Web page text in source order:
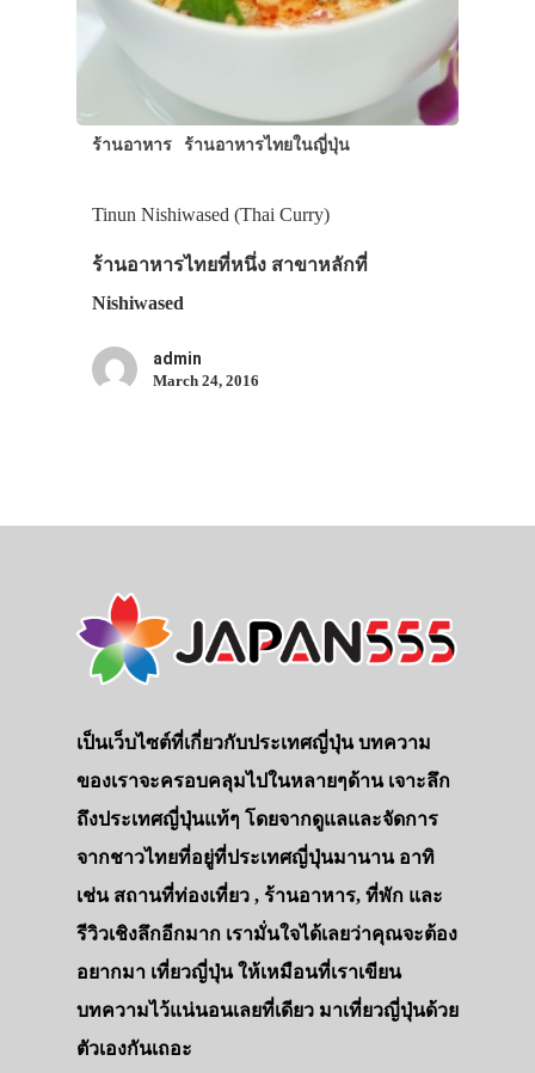
ร้านอาหาร ร้านอาหารไทยในญี่ปุ่น
Tinun Nishiwased (Thai Curry)
ร้านอาหารไทยที่หนึ่ง สาขาหลักที่
Nishiwased
admin
March 24, 2016
เป็นเว็บไซต์ที่เกี่ยวกับประเทศญี่ปุ่น บทความ
ของเราจะครอบคลุมไปในหลายๆด้าน เจาะลึก
ถึงประเทศญี่ปุ่นแท้ๆ โดยจากดูแลและจัดการ
จากชาวไทยที่อยู่ที่ประเทศญี่ปุ่นมานาน อาทิ
เช่น สถานที่ท่องเที่ยว , ร้านอาหาร, ที่พัก และ
รีวิวเชิงลึกอีกมาก เรามั่นใจได้เลยว่าคุณจะต้อง
อยากมา เที่ยวญี่ปุ่น ให้เหมือนที่เราเขียน
บทความไว้แน่นอนเลยที่เดียว มาเที่ยวญี่ปุ่นด้วย
ตัวเองกันเถอะ